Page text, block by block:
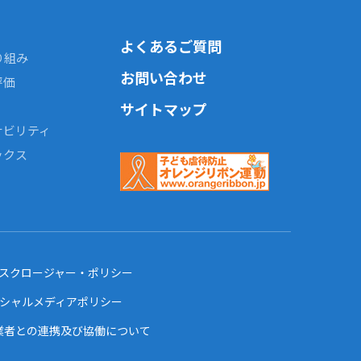
組み
リティ
ス
よくあるご質問
お問い合わせ
サイトマップ
クロージャー・ポリシー
ャルメディアポリシー
との連携及び協働について